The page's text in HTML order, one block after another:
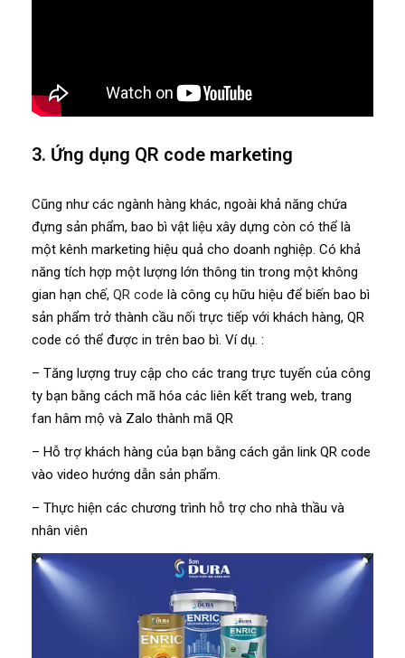
3. Ứng dụng QR code marketing
Cũng như các ngành hàng khác, ngoài khả năng chứa
đựng sản phẩm, bao bì vật liệu xây dựng còn có thể là
một kênh marketing hiệu quả cho doanh nghiệp. Có khả
năng tích hợp một lượng lớn thông tin trong một không
gian hạn chế, QR code là công cụ hữu hiệu để biến bao bì
sản phẩm trở thành cầu nối trực tiếp với khách hàng, QR
code có thể được in trên bao bì. Ví dụ. :
– Tăng lượng truy cập cho các trang trực tuyến của công
ty bạn bằng cách mã hóa các liên kết trang web, trang
fan hâm mộ và Zalo thành mã QR
– Hỗ trợ khách hàng của bạn bằng cách gắn link QR code
vào video hướng dẫn sản phẩm.
– Thực hiện các chương trình hỗ trợ cho nhà thầu và
nhân viên